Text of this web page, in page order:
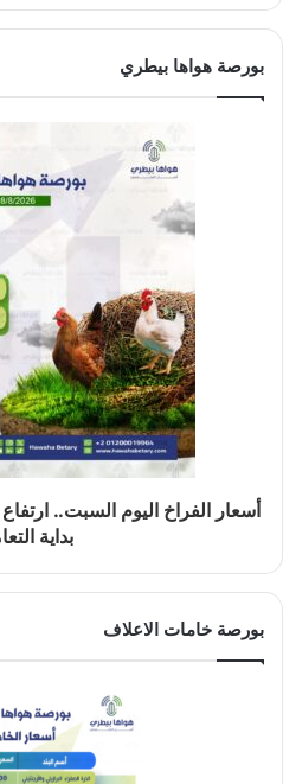
بورصة هواها بيطري
أسعار الفراخ اليوم السبت..
بداية
بورصة خامات الاعلاف